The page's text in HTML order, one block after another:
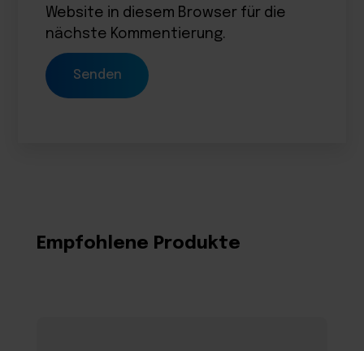
Website in diesem Browser für die
nächste Kommentierung.
Empfohlene Produkte